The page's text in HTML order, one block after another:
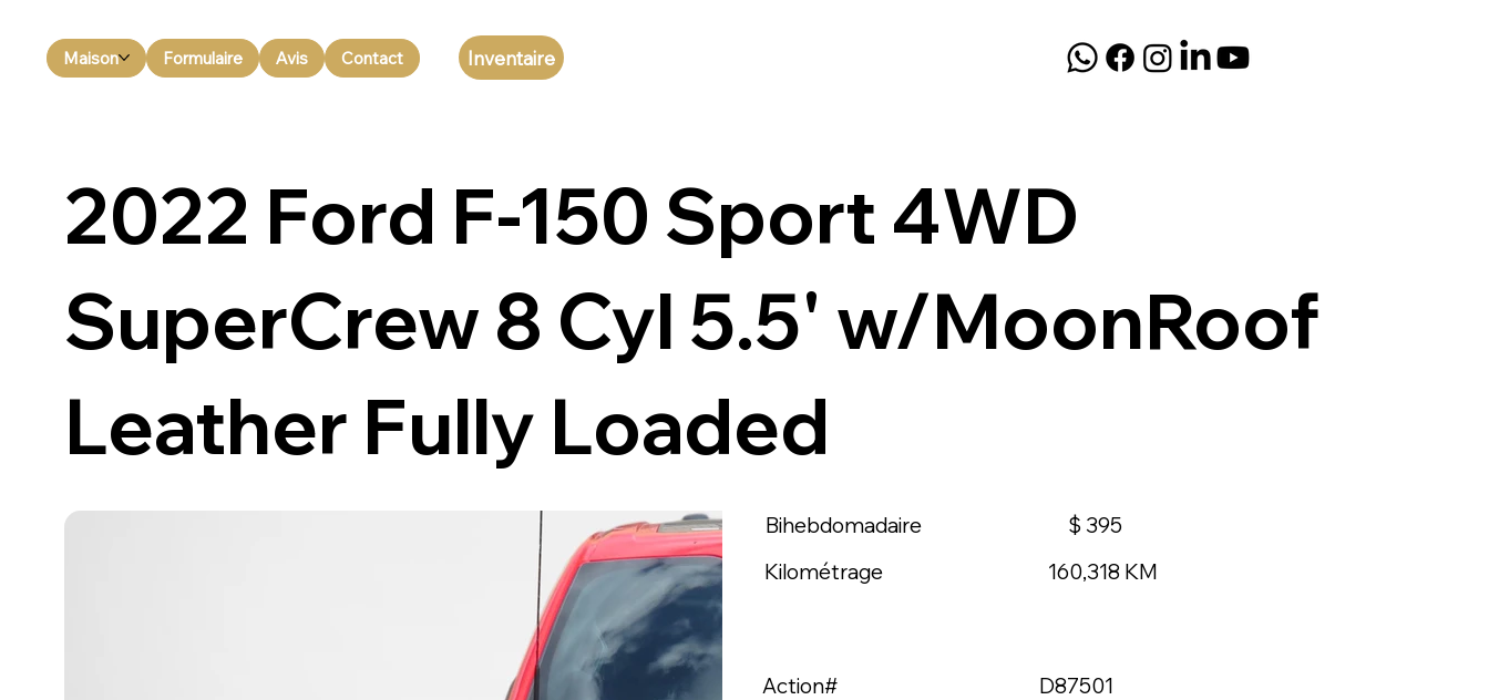
Maison Formulaire Avis Contact Inventaire
Bihebdomadaire
$ 395
Kilométrage
160,318 KM
Action#
D87501
2022 Ford F-150 Sport 4WD
SuperCrew 8 Cyl 5.5' w/MoonRoof
Leather Fully Loaded